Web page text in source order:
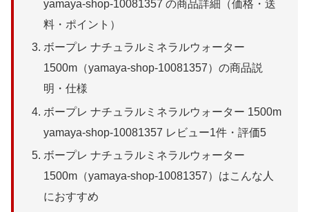
yamaya-shop-10081357 の商品詳細（価格・送
料・ポイント）
ボープレ ナチュラルミネラルウォーター
1500m（yamaya-shop-10081357）の商品説
明・仕様
ボープレ ナチュラルミネラルウォーター 1500m
yamaya-shop-10081357 レビュー1件・評価5
ボープレ ナチュラルミネラルウォーター
1500m（yamaya-shop-10081357）はこんな人
におすすめ